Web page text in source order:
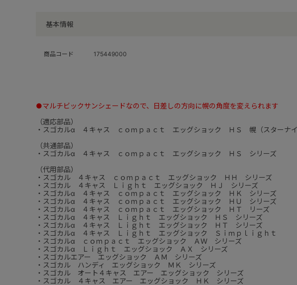
基本情報
商品コード 175449000
●マルチビックサンシェードなので、日差しの方向に幌の角度を変えられます
（適応部品）
・スゴカルα ４キャス ｃｏｍｐａｃｔ エッグショック ＨＳ 幌（スターナイ
（共通部品）
・スゴカルα ４キャス ｃｏｍｐａｃｔ エッグショック ＨＳ シリーズ
（代用部品）
・スゴカル ４キャス ｃｏｍｐａｃｔ エッグショック ＨＨ シリーズ
・スゴカル ４キャス Ｌｉｇｈｔ エッグショック ＨＪ シリーズ
・スゴカルα ４キャス ｃｏｍｐａｃｔ エッグショック ＨＫ シリーズ
・スゴカルα ４キャス ｃｏｍｐａｃｔ エッグショック ＨＵ シリーズ
・スゴカルα ４キャス ｃｏｍｐａｃｔ エッグショック ＨＴ リーズ
・スゴカルα ４キャス Ｌｉｇｈｔ エッグショック ＨＳ シリーズ
・スゴカルα ４キャス Ｌｉｇｈｔ エッグショック ＨＴ シリーズ
・スゴカルα ４キャス Ｌｉｇｈｔ エッグショック Ｓｉｍｐｌｉｇｈｔ
・スゴカルα ｃｏｍｐａｃｔ エッグショック ＡＷ シリーズ
・スゴカルα Ｌｉｇｈｔ エッグショック ＡＸ シリーズ
・スゴカルエアー エッグショック ＡＭ シリーズ
・スゴカル ハンディ エッグショック ＭＫ シリーズ
・スゴカル オート４キャス エアー エッグショック シリーズ
・スゴカル ４キャス エアー エッグショック ＨＫ シリーズ